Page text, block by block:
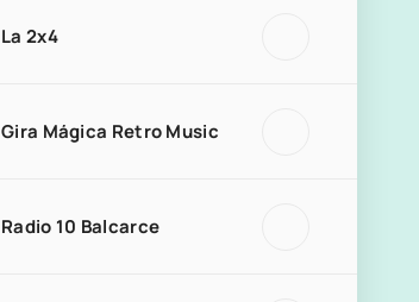
La 2x4
Gira Mágica Retro Music
Radio 10 Balcarce